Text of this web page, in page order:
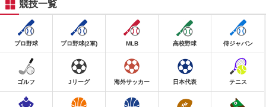
競技一覧
プロ野球 プロ野球(2軍) MLB 高校野球 侍ジャパン
ゴルフ Jリーグ 海外サッカー 日本代表 テニス